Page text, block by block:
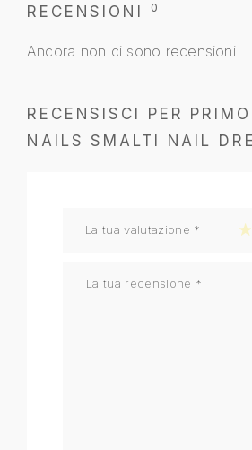
RECENSIONI 0
Ancora non ci sono recensioni.
RECENSISCI PER PRIMO
NAILS SMALTI NAIL
La tua valutazione *